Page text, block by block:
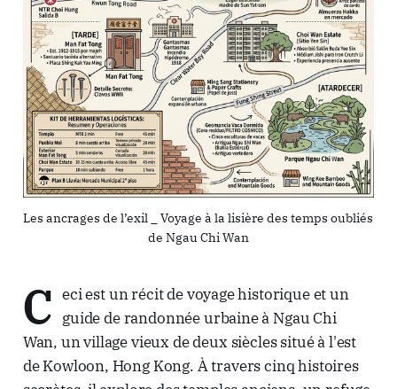
Les ancrages de l’exil _ Voyage à la lisière des temps oubliés
de Ngau Chi Wan
C eci est un récit de voyage historique et un
guide de randonnée urbaine à Ngau Chi
Wan, un village vieux de deux siècles situé à l'est
de Kowloon, Hong Kong. À travers cinq histoires